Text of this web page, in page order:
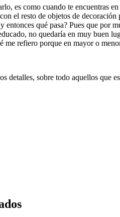
es como cuando te encuentras
el resto de objetos de
entonces qué pasa? Pues que por
no quedaría en muy buen
me refiero porque en mayor o
detalles, sobre todo aquellos que